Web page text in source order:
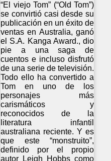
“El viejo Tom” (“Old Tom”)
se convirtió casi desde su
publicación en un éxito de
ventas en Australia, ganó
el S.A. Kanga Award., dio
pie a una saga de
cuentos e incluso disfrutó
de una serie de televisión.
Todo ello ha convertido a
Tom en uno de los
personajes más
carismáticos y
reconocidos de la
literatura infantil
australiana reciente. Y es
que este “monstruito”,
definido por el propio
autor Leigh Hobbs como